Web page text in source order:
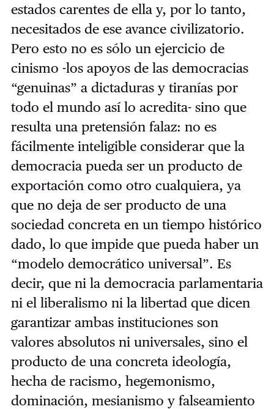
estados carentes de ella y, por lo tanto,
necesitados de ese avance civilizatorio.
Pero esto no es sólo un ejercicio de
cinismo -los apoyos de las democracias
“genuinas” a dictaduras y tiranías por
todo el mundo así lo acredita- sino que
resulta una pretensión falaz: no es
fácilmente inteligible considerar que la
democracia pueda ser un producto de
exportación como otro cualquiera, ya
que no deja de ser producto de una
sociedad concreta en un tiempo histórico
dado, lo que impide que pueda haber un
“modelo democrático universal”. Es
decir, que ni la democracia parlamentaria
ni el liberalismo ni la libertad que dicen
garantizar ambas instituciones son
valores absolutos ni universales, sino el
producto de una concreta ideología,
hecha de racismo, hegemonismo,
dominación, mesianismo y falseamiento